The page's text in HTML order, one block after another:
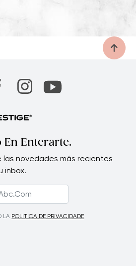
En Enterarte.
las novedades más recientes
inbox.
LA POLITICA DE PRIVACIDADE